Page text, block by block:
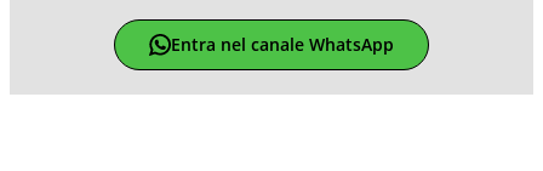
Entra nel canale WhatsApp